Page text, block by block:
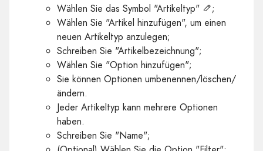
Wählen Sie das Symbol "Artikeltyp"
;
Wählen Sie "Artikel hinzufügen", um einen
neuen Artikeltyp anzulegen;
Schreiben Sie "Artikelbezeichnung";
Wählen Sie "Option hinzufügen";
Sie können Optionen umbenennen/löschen/
ändern.
Jeder Artikeltyp kann mehrere Optionen
haben.
Schreiben Sie "Name";